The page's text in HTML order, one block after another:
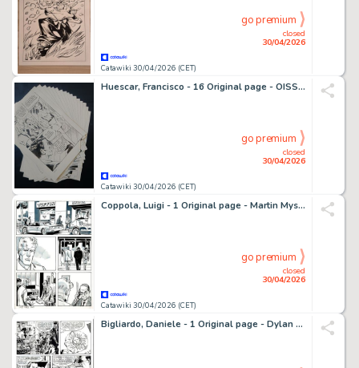
Catawiki 30/04/2026 (CET)
closed
30/04/2026
go premium
Huescar, Francisco - 16 Original page - OISS 117 - Carte blanche pour OSS 117 - 1978
Catawiki 30/04/2026 (CET)
closed
30/04/2026
go premium
Coppola, Luigi - 1 Original page - Martin Mystère - 2003
Catawiki 30/04/2026 (CET)
closed
30/04/2026
go premium
Bigliardo, Daniele - 1 Original page - Dylan Dog #216 - "Il grimorio maledetto" - 2004